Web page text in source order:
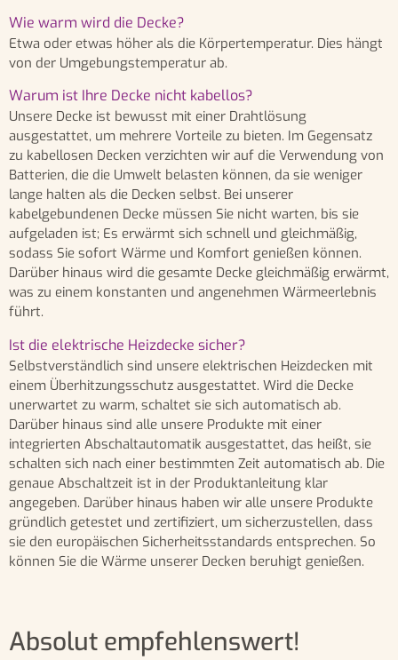
Wie warm wird die Decke?
Etwa oder etwas höher als die Körpertemperatur. Dies hängt
von der Umgebungstemperatur ab.
Warum ist Ihre Decke nicht kabellos?
Unsere Decke ist bewusst mit einer Drahtlösung
ausgestattet, um mehrere Vorteile zu bieten. Im Gegensatz
zu kabellosen Decken verzichten wir auf die Verwendung von
Batterien, die die Umwelt belasten können, da sie weniger
lange halten als die Decken selbst. Bei unserer
kabelgebundenen Decke müssen Sie nicht warten, bis sie
aufgeladen ist; Es erwärmt sich schnell und gleichmäßig,
sodass Sie sofort Wärme und Komfort genießen können.
Darüber hinaus wird die gesamte Decke gleichmäßig erwärmt,
was zu einem konstanten und angenehmen Wärmeerlebnis
führt.
Ist die elektrische Heizdecke sicher?
Selbstverständlich sind unsere elektrischen Heizdecken mit
einem Überhitzungsschutz ausgestattet. Wird die Decke
unerwartet zu warm, schaltet sie sich automatisch ab.
Darüber hinaus sind alle unsere Produkte mit einer
integrierten Abschaltautomatik ausgestattet, das heißt, sie
schalten sich nach einer bestimmten Zeit automatisch ab. Die
genaue Abschaltzeit ist in der Produktanleitung klar
angegeben. Darüber hinaus haben wir alle unsere Produkte
gründlich getestet und zertifiziert, um sicherzustellen, dass
sie den europäischen Sicherheitsstandards entsprechen. So
können Sie die Wärme unserer Decken beruhigt genießen.
Absolut empfehlenswert!